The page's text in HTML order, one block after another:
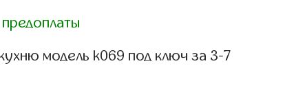
модель k069 под ключ за 3-7